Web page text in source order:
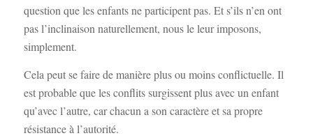
question que les enfants ne participent pas. Et s’ils n’en ont
pas l’inclinaison naturellement, nous le leur imposons,
simplement.
Cela peut se faire de manière plus ou moins conflictuelle. Il
est probable que les conflits surgissent plus avec un enfant
qu’avec l’autre, car chacun a son caractère et sa propre
résistance à l’autorité.